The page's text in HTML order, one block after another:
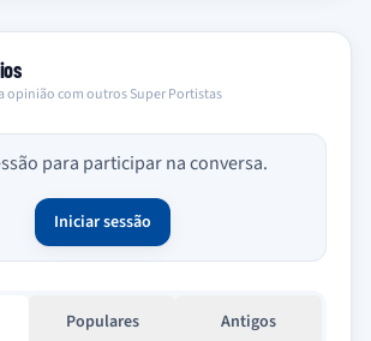
opinião com outros Super Portistas
para participar na conversa.
Iniciar sessão
Populares Antigos